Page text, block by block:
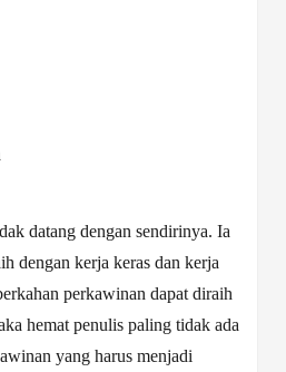
datang dengan sendirinya. Ia
dengan kerja keras dan kerja
perkawinan dapat diraih
hemat penulis paling tidak ada
yang harus menjadi